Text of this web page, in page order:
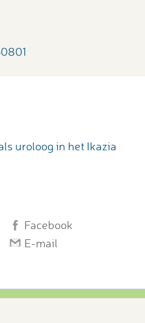
uroloog in het Ikazia
Facebook
E-mail